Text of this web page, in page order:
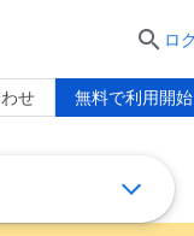
 ロ
無料で利用開始
せ